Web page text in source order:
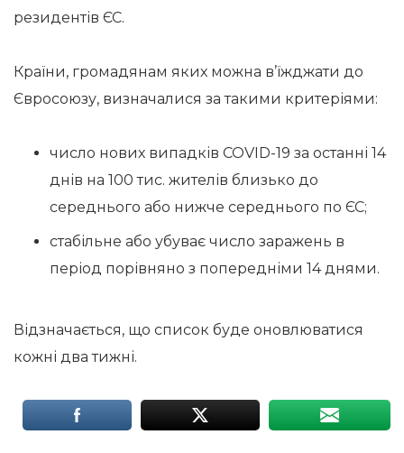
резидентів ЄС.
Країни, громадянам яких можна в’їжджати до
Євросоюзу, визначалися за такими критеріями:
число нових випадків COVID-19 за останні 14
днів на 100 тис. жителів близько до
середнього або нижче середнього по ЄС;
стабільне або убуває число заражень в
період порівняно з попередніми 14 днями.
Відзначається, що список буде оновлюватися
кожні два тижні.